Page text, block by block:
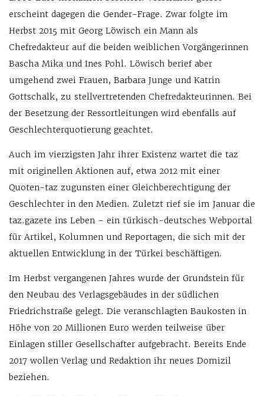
erscheint dagegen die Gender-Frage. Zwar folgte im
Herbst 2015 mit Georg Löwisch ein Mann als
Chefredakteur auf die beiden weiblichen Vorgängerinnen
Bascha Mika und Ines Pohl. Löwisch berief aber
umgehend zwei Frauen, Barbara ­Junge und Katrin
Gottschalk, zu stellvertretenden Chefredakteurinnen. Bei
der Besetzung der Ressortleitungen wird ebenfalls auf
Geschlechterquotierung geachtet.
Auch im vierzigsten Jahr ihrer Existenz wartet die taz
mit originellen Aktionen auf, etwa 2012 mit einer
Quoten-taz zugunsten einer Gleichberechtigung der
Geschlechter in den Medien. Zuletzt rief sie im Januar die
taz.gazete ins Leben – ein türkisch-deutsches Webportal
für Artikel, Kolumnen und Reportagen, die sich mit der
aktuellen Entwicklung in der Türkei beschäftigen.
Im Herbst vergangenen Jahres wurde der Grundstein für
den Neubau des Verlagsgebäudes in der südlichen
Friedrichstraße gelegt. Die veranschlagten Baukosten in
Höhe von 20 Millionen Euro werden teilweise über
Einlagen stiller Gesellschafter aufgebracht. Bereits Ende
2017 wollen Verlag und Redaktion ihr neues Domizil
beziehen.